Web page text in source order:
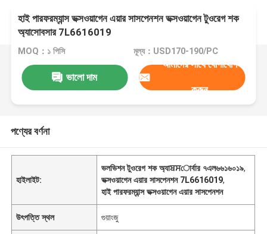
হাই পারফরম্যান্স ভক্সওয়াগেন এয়ার সাসপেনশন ভক্সওয়াগেন টুওরেগ শক
অ্যাসোবসার 7L6616019
MOQ：১ পিসি মূল্য：USD170-190/PC
ভালো দাম
আমাদের সাথে যোগাযোগ
করুন
পণ্যের বর্ণনা
হাইলাইট:
ভলভিশন টুওরেগ শক অ্যাਬਸোর্বার ৭এল৬৬১৬০১৯,
ভক্সওয়াগেন এয়ার সাসপেনশন 7L6616019,
হাই পারফরম্যান্স ভক্সওয়াগেন এয়ার সাসপেনশন
উৎপত্তি স্থল গুয়াংজু